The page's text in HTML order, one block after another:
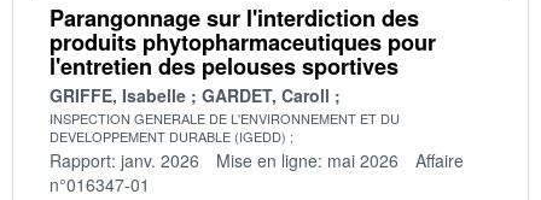
Parangonnage sur l'interdiction des
produits phytopharmaceutiques pour
l'entretien des pelouses sportives
GRIFFE, Isabelle GARDET, Caroll
INSPECTION GENERALE DE L'ENVIRONNEMENT ET DU
DEVELOPPEMENT DURABLE (IGEDD)
Rapport: janv. 2026 Mise en ligne: mai 2026
Affaire
n°016347-01